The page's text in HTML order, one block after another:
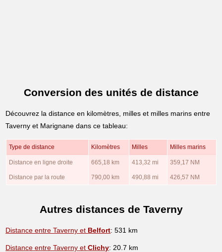
Conversion des unités de distance
Découvrez la distance en kilomètres, milles et milles marins entre
Taverny et Marignane dans ce tableau:
Type de distance Kilomètres Milles Milles marins
Distance en ligne droite 665,18 km 413,32 mi 359,17 NM
Distance par la route 790,00 km 490,88 mi 426,57 NM
Autres distances de Taverny
Distance entre Taverny et Belfort: 531 km
Distance entre Taverny etClichy: 20.7 km